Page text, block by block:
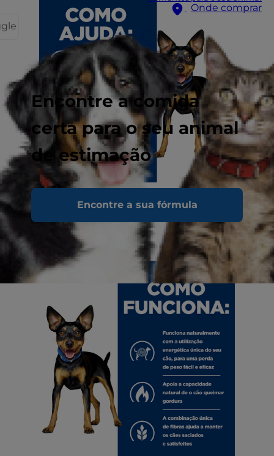
Onde comprar
Encontre a comida
certa para o seu animal
de estimação
Encontre a sua fórmula